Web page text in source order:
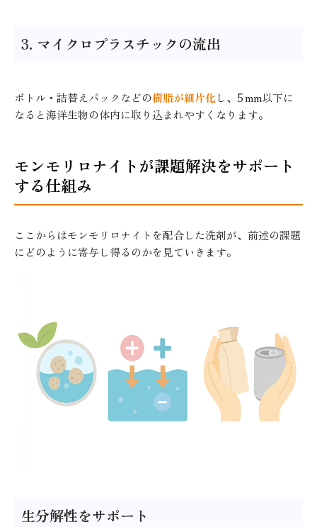
3. マイクロプラスチックの流出
ボトル・詰替えパックなどの樹脂が細片化し、5 mm以下に
なると海洋生物の体内に取り込まれやすくなります。
モンモリロナイトが課題解決をサポート
する仕組み
ここからはモンモリロナイトを配合した洗剤が、前述の課題
にどのように寄与し得るのかを見ていきます。
生分解性をサポート